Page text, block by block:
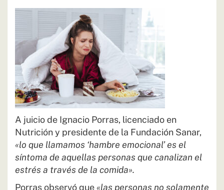
A juicio de Ignacio Porras, licenciado en
Nutrición y presidente de la Fundación Sanar,
«lo que llamamos ‘hambre emocional’ es el
síntoma de aquellas personas que canalizan el
estrés a través de la comida».
Porras observó que«las personas no solamente